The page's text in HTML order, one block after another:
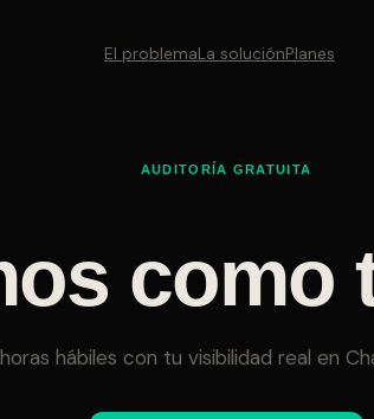
El problemaLa soluciónPlanes
AUDITORÍA GRATUITA
como
hábiles con tu visibilidad real en